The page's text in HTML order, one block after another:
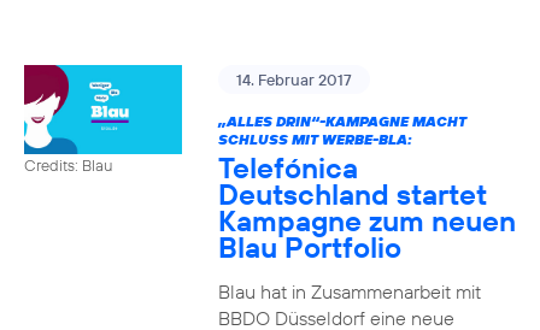
Credits: Blau
14. Februar 2017
„ALLES DRIN“-KAMPAGNE MACHT
SCHLUSS MIT WERBE-BLA:
Telefónica
Deutschland startet
Kampagne zum neuen
Blau Portfolio
Blau hat in Zusammenarbeit mit
BBDO Düsseldorf eine neue